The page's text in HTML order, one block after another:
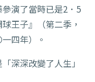
演了當時已是2．5
王子』（第二季，
四年）。
深深改變了人生」